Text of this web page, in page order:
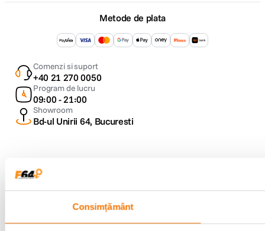
Consimțământ
Cod producator Explore XE BK
Pagina
producator
https://telycam.com/explore-xe.html
Metode de plata
Comenzi si suport
+40 21 270 0050
Program de lucru
09:00 - 21:00
Showroom
Bd-ul Unirii 64, Bucuresti
Copyright © F64 2001 - 2026